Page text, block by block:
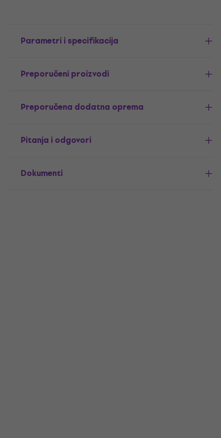
Parametri i specifikacija
Preporučeni proizvodi
Preporučena dodatna oprema
Pitanja i odgovori
Dokumenti